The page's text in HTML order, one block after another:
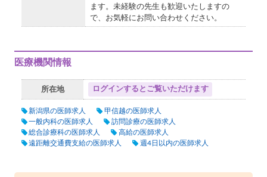
ます。未経験の先生も歓迎いたしますの
で、お気軽にお問い合わせください。
医療機関情報
所在地 ログインするとご覧いただけます
新潟県の医師求人
甲信越の医師求人
一般内科の医師求人
訪問診療の医師求人
総合診療科の医師求人
高給の医師求人
遠距離交通費支給の医師求人
週4日以内の医師求人